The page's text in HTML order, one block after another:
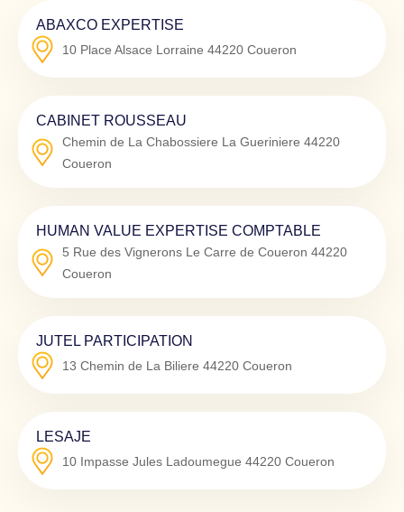
ABAXCO EXPERTISE
10 Place Alsace Lorraine 44220 Coueron
CABINET ROUSSEAU
Chemin de La Chabossiere La Gueriniere 44220
Coueron
HUMAN VALUE EXPERTISE COMPTABLE
5 Rue des Vignerons Le Carre de Coueron 44220
Coueron
JUTEL PARTICIPATION
13 Chemin de La Biliere 44220 Coueron
LESAJE
10 Impasse Jules Ladoumegue 44220 Coueron